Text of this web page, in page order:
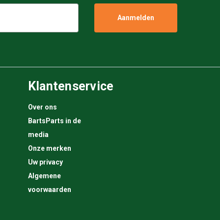
Klantenservice
Over ons
BartsParts in de
media
Onze merken
Uw privacy
Algemene
voorwaarden